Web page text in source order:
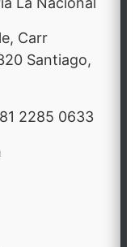
Carr
Santiago,
2285 0633